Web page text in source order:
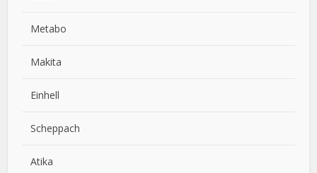
Metabo
Makita
Einhell
Scheppach
Atika